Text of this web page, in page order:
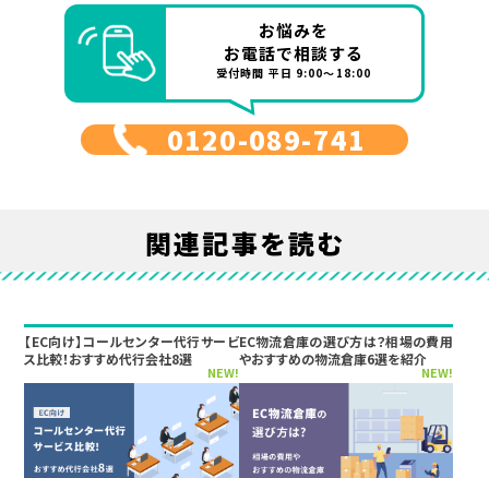
お悩みを
お電話で相談する
受付時間 平日 9:00～18:00
0120-089-741
関連記事を読む
【EC向け】コールセンター代行サービ
ス比較！おすすめ代行会社8選
NEW!
EC物流倉庫の選び方は？相場の費用
やおすすめの物流倉庫6選を紹介
NEW!